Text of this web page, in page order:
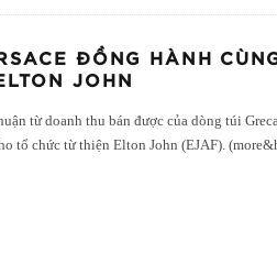
ĐỒNG HÀNH
JOHN
từ doanh thu bán được của dòng túi
tổ chức từ thiện Elton John (EJAF).